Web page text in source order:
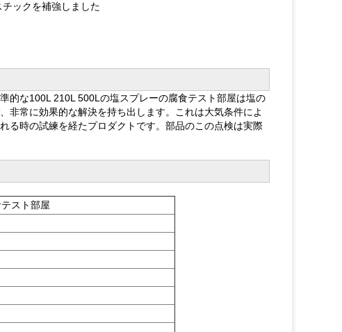
ックを補強しました
的な100L 210L 500Lの塩スプレーの腐食テスト部屋は塩の
非常に効果的な解決を持ち出します。これは大気条件によ
る時の試練を経たプロダクトです。部品のこの点検は実際
スト部屋